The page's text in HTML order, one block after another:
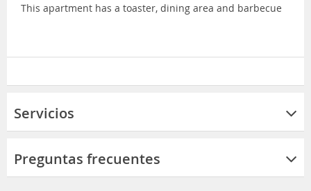
This apartment has a toaster, dining area and barbecue
Servicios
Preguntas frecuentes